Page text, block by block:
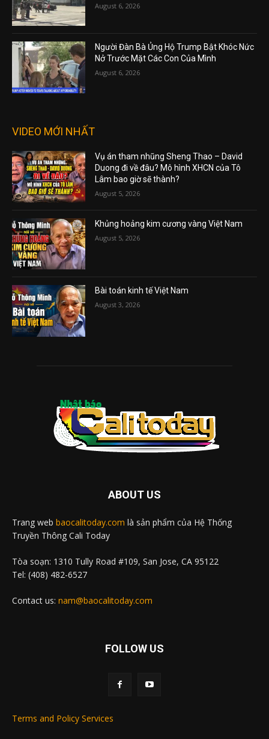
August 6, 2026
Người Đàn Bà Ủng Hộ Trump Bật Khóc Nức
Nở Trước Mặt Các Con Của Mình
August 6, 2026
VIDEO MỚI NHẤT
Vụ án tham nhũng Sheng Thao – David
Duong đi về đâu? Mô hình XHCN của Tô
Lâm bao giờ sẽ thành?
August 5, 2026
Khủng hoảng kim cương vàng Việt Nam
August 5, 2026
Bài toán kinh tế Việt Nam
August 3, 2026
ABOUT US
Trang web baocalitoday.com là sản phẩm của Hệ Thống
Truyền Thông Cali Today
Tòa soạn: 1310 Tully Road #109, San Jose, CA 95122
Tel: (408) 482-6527
Contact us: nam@baocalitoday.com
FOLLOW US
Terms and Policy Services